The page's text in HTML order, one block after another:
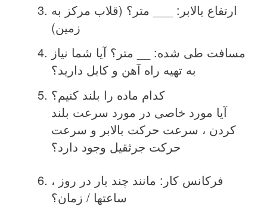
ارتفاع بالابر: ___ متر؟ (قلاب مرکز به
زمین)
مسافت طی شده: __ متر؟ آیا شما نیاز
به تهیه راه آهن و کابل دارید؟
کدام ماده را بلند کنیم؟
آیا مورد خاصی در مورد سرعت بلند
کردن ، سرعت حرکت بالابر و سرعت
حرکت جرثقیل وجود دارد؟
فرکانس کار: مانند چند بار در روز ،
ساعتها / زمان؟